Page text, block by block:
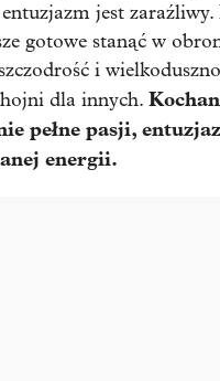
jest
gotowe stanąć w
i
dla innych.
pełne pasji,
energii.